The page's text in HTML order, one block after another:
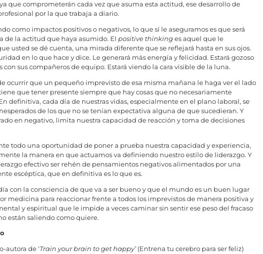
que comprometerán cada vez que asuma esta actitud, ese desarrollo de
por la que trabaja a diario.
como impactos positivos o negativos, lo que sí le aseguramos es que será
de la actitud que haya asumido. El positive thinkinges aquel que le
usted se dé cuenta, una mirada diferente que se reflejará hasta en sus ojos.
en lo que hace y dice. Le generará más energía y felicidad. Estará gozoso
con sus compañeros de equipo. Estará viendo la cara visible de la luna.
ocurrir que un pequeño imprevisto de esa misma mañana le haga ver el lado
que tener presente siempre que hay cosas que no necesariamente
definitiva, cada día de nuestras vidas, especialmente en el plano laboral, se
de los que no se tenían expectativa alguna de que sucedieran. Y
en negativo, limita nuestra capacidad de reacción y toma de decisiones
todo una oportunidad de poner a prueba nuestra capacidad y experiencia,
la manera en que actuamos va definiendo nuestro estilo de liderazgo. Y
efectivo ser rehén de pensamientos negativos alimentados por una
escéptica, que en definitiva es lo que es.
con la consciencia de que va a ser bueno y que el mundo es un buen lugar
medicina para reaccionar frente a todos los imprevistos de manera positiva y
y espiritual que le impide a veces caminar sin sentir ese peso del fracaso
están saliendo como quiere.
autora de ‘Train your brain to get happy’(Entrena tu cerebro para ser feliz)